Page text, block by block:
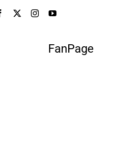
FanPage